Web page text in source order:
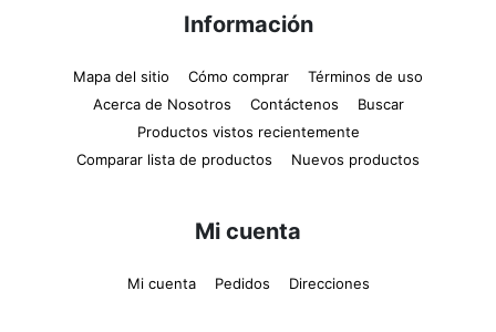
Información
Mapa del sitio Cómo comprar
Términos de uso
Acerca de Nosotros
Contáctenos
Buscar
Productos vistos recientemente
Comparar lista de productos
Nuevos productos
Mi cuenta
Mi cuenta Pedidos Direcciones